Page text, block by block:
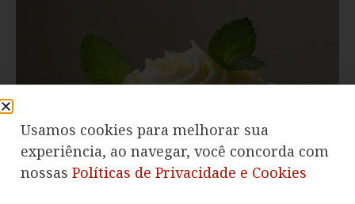
Usamos cookies para melhorar sua
experiência, ao navegar, você concorda com
nossas Políticas de Privacidade e Cookies